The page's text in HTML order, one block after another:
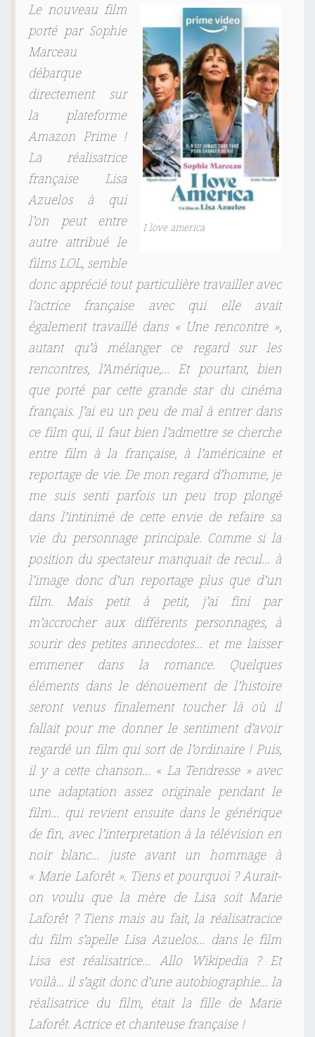
I love america
Le nouveau film
porté par Sophie
Marceau
débarque
directement sur
la plateforme
Amazon Prime !
La réalisatrice
française Lisa
Azuelos à qui
l’on peut entre
autre attribué le
films LOL, semble
donc apprécié tout particulière travailler avec
l’actrice française avec qui elle avait
également travaillé dans « Une rencontre »,
autant qu’à mélanger ce regard sur les
rencontres, l’Amérique,… Et pourtant, bien
que porté par cette grande star du cinéma
français. J’ai eu un peu de mal à entrer dans
ce film qui, il faut bien l’admettre se cherche
entre film à la française, à l’américaine et
reportage de vie. De mon regard d’homme, je
me suis senti parfois un peu trop plongé
dans l’intinimé de cette envie de refaire sa
vie du personnage principale. Comme si la
position du spectateur manquait de recul… à
l’image donc d’un reportage plus que d’un
film. Mais petit à petit, j’ai fini par
m’accrocher aux différents personnages, à
sourir des petites annecdotes… et me laisser
emmener dans la romance. Quelques
éléments dans le dénouement de l’histoire
seront venus finalement toucher là où il
fallait pour me donner le sentiment d’avoir
regardé un film qui sort de l’ordinaire ! Puis,
il y a cette chanson… « La Tendresse » avec
une adaptation assez originale pendant le
film… qui revient ensuite dans le générique
de fin, avec l’interpretation à la télévision en
noir blanc… juste avant un hommage à
« Marie Laforêt ». Tiens et pourquoi ? Aurait-
on voulu que la mère de Lisa soit Marie
Laforêt ? Tiens mais au fait, la réalisatracice
du film s’apelle Lisa Azuelos… dans le film
Lisa est réalisatrice… Allo Wikipedia ? Et
voilà… il s’agit donc d’une autobiographie… la
réalisatrice du film, était la fille de Marie
Laforêt. Actrice et chanteuse française !